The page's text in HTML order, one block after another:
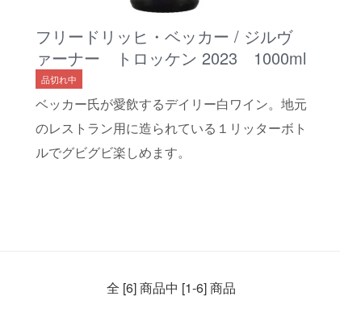
フリードリッヒ・ベッカー / ジルヴ
ァーナー トロッケン 2023 1000ml
品切れ中
ベッカー氏が愛飲するデイリー白ワイン。地元
のレストラン用に造られている１リッターボト
ルでグビグビ楽しめます。
全 [6] 商品中 [1-6] 商品